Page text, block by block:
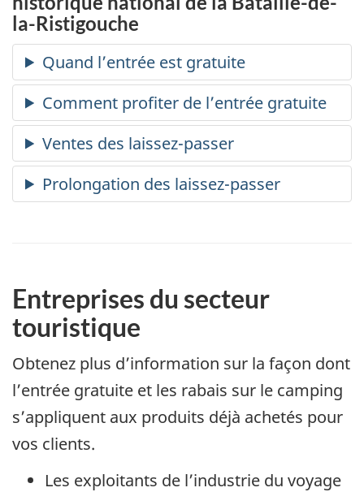
la-Ristigouche
Entreprises du secteur
touristique
Obtenez plus d’information sur la façon dont
l’entrée gratuite et les rabais sur le camping
s’appliquent aux produits déjà achetés pour
vos clients.
Les exploitants de l’industrie du voyage